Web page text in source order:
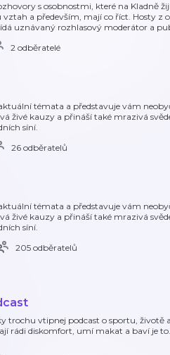
s osobnostmi, které na Kladně
vztah a především, mají co říct. Hosty z
uznávaný rozhlasový moderátor a
2 odběratelé
aktuální témata a představuje vám
živé kauzy a přináší také mrazivá
síní.
26 odběratelů
aktuální témata a představuje vám
živé kauzy a přináší také mrazivá
síní.
205 odběratelů
trochu vtipnej podcast o sportu,
rádi diskomfort, umí makat a baví je